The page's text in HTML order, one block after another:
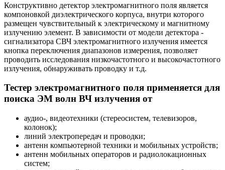
Конструктивно детектор электромагнитного поля является
компоновкой диэлектрического корпуса, внутри которого
размещен чувствительный к электрическому и магнитному
излучению элемент. В зависимости от модели детектора -
сигнализатора СВЧ электромагнитного излучения имеется
кнопка переключения диапазонов измерения, позволяет
проводить исследования низкочастотного и высокочастотного
излучения, обнаруживать проводку и т.д.
Тестер электромагнитного поля применяется для
поиска ЭМ волн ВЧ излучения от
аудио-, видеотехники (стереосистем, телевизоров,
колонок);
линий электропередач и проводки;
антенн компьютерной техники и мобильных устройств;
антенн мобильных операторов и радиолокационных
систем;